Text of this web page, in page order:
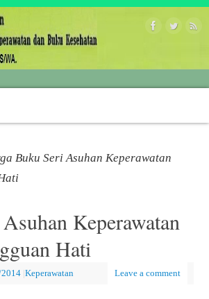
Buku Seri Asuhan Keperawatan
Keperawatan
Hati
|Keperawatan Leave a comment